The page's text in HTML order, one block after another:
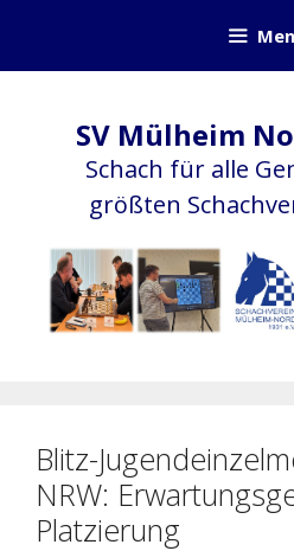
springen
SV Mülheim
Schach für alle
größten
Blitz-
NRW:
Platzierung